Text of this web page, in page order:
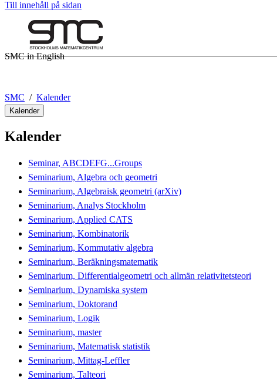
Till innehåll på sidan
SMC in English
SMC Kalender
Kalender
Kalender
Seminar, ABCDEFG...Groups
Seminarium, Algebra och geometri
Seminarium, Algebraisk geometri (arXiv)
Seminarium, Analys Stockholm
Seminarium, Applied CATS
Seminarium, Kombinatorik
Seminarium, Kommutativ algebra
Seminarium, Beräkningsmatematik
Seminarium, Differentialgeometri och allmän relativitetsteori
Seminarium, Dynamiska system
Seminarium, Doktorand
Seminarium, Logik
Seminarium, master
Seminarium, Matematisk statistik
Seminarium, Mittag-Leffler
Seminarium, Talteori